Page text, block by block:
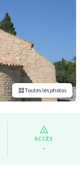
Toutes les photos
ACCÈS
-